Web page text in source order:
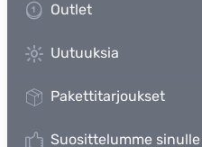
Outlet
Uutuuksia
Pakettitarjoukset
Suosittelumme sinulle